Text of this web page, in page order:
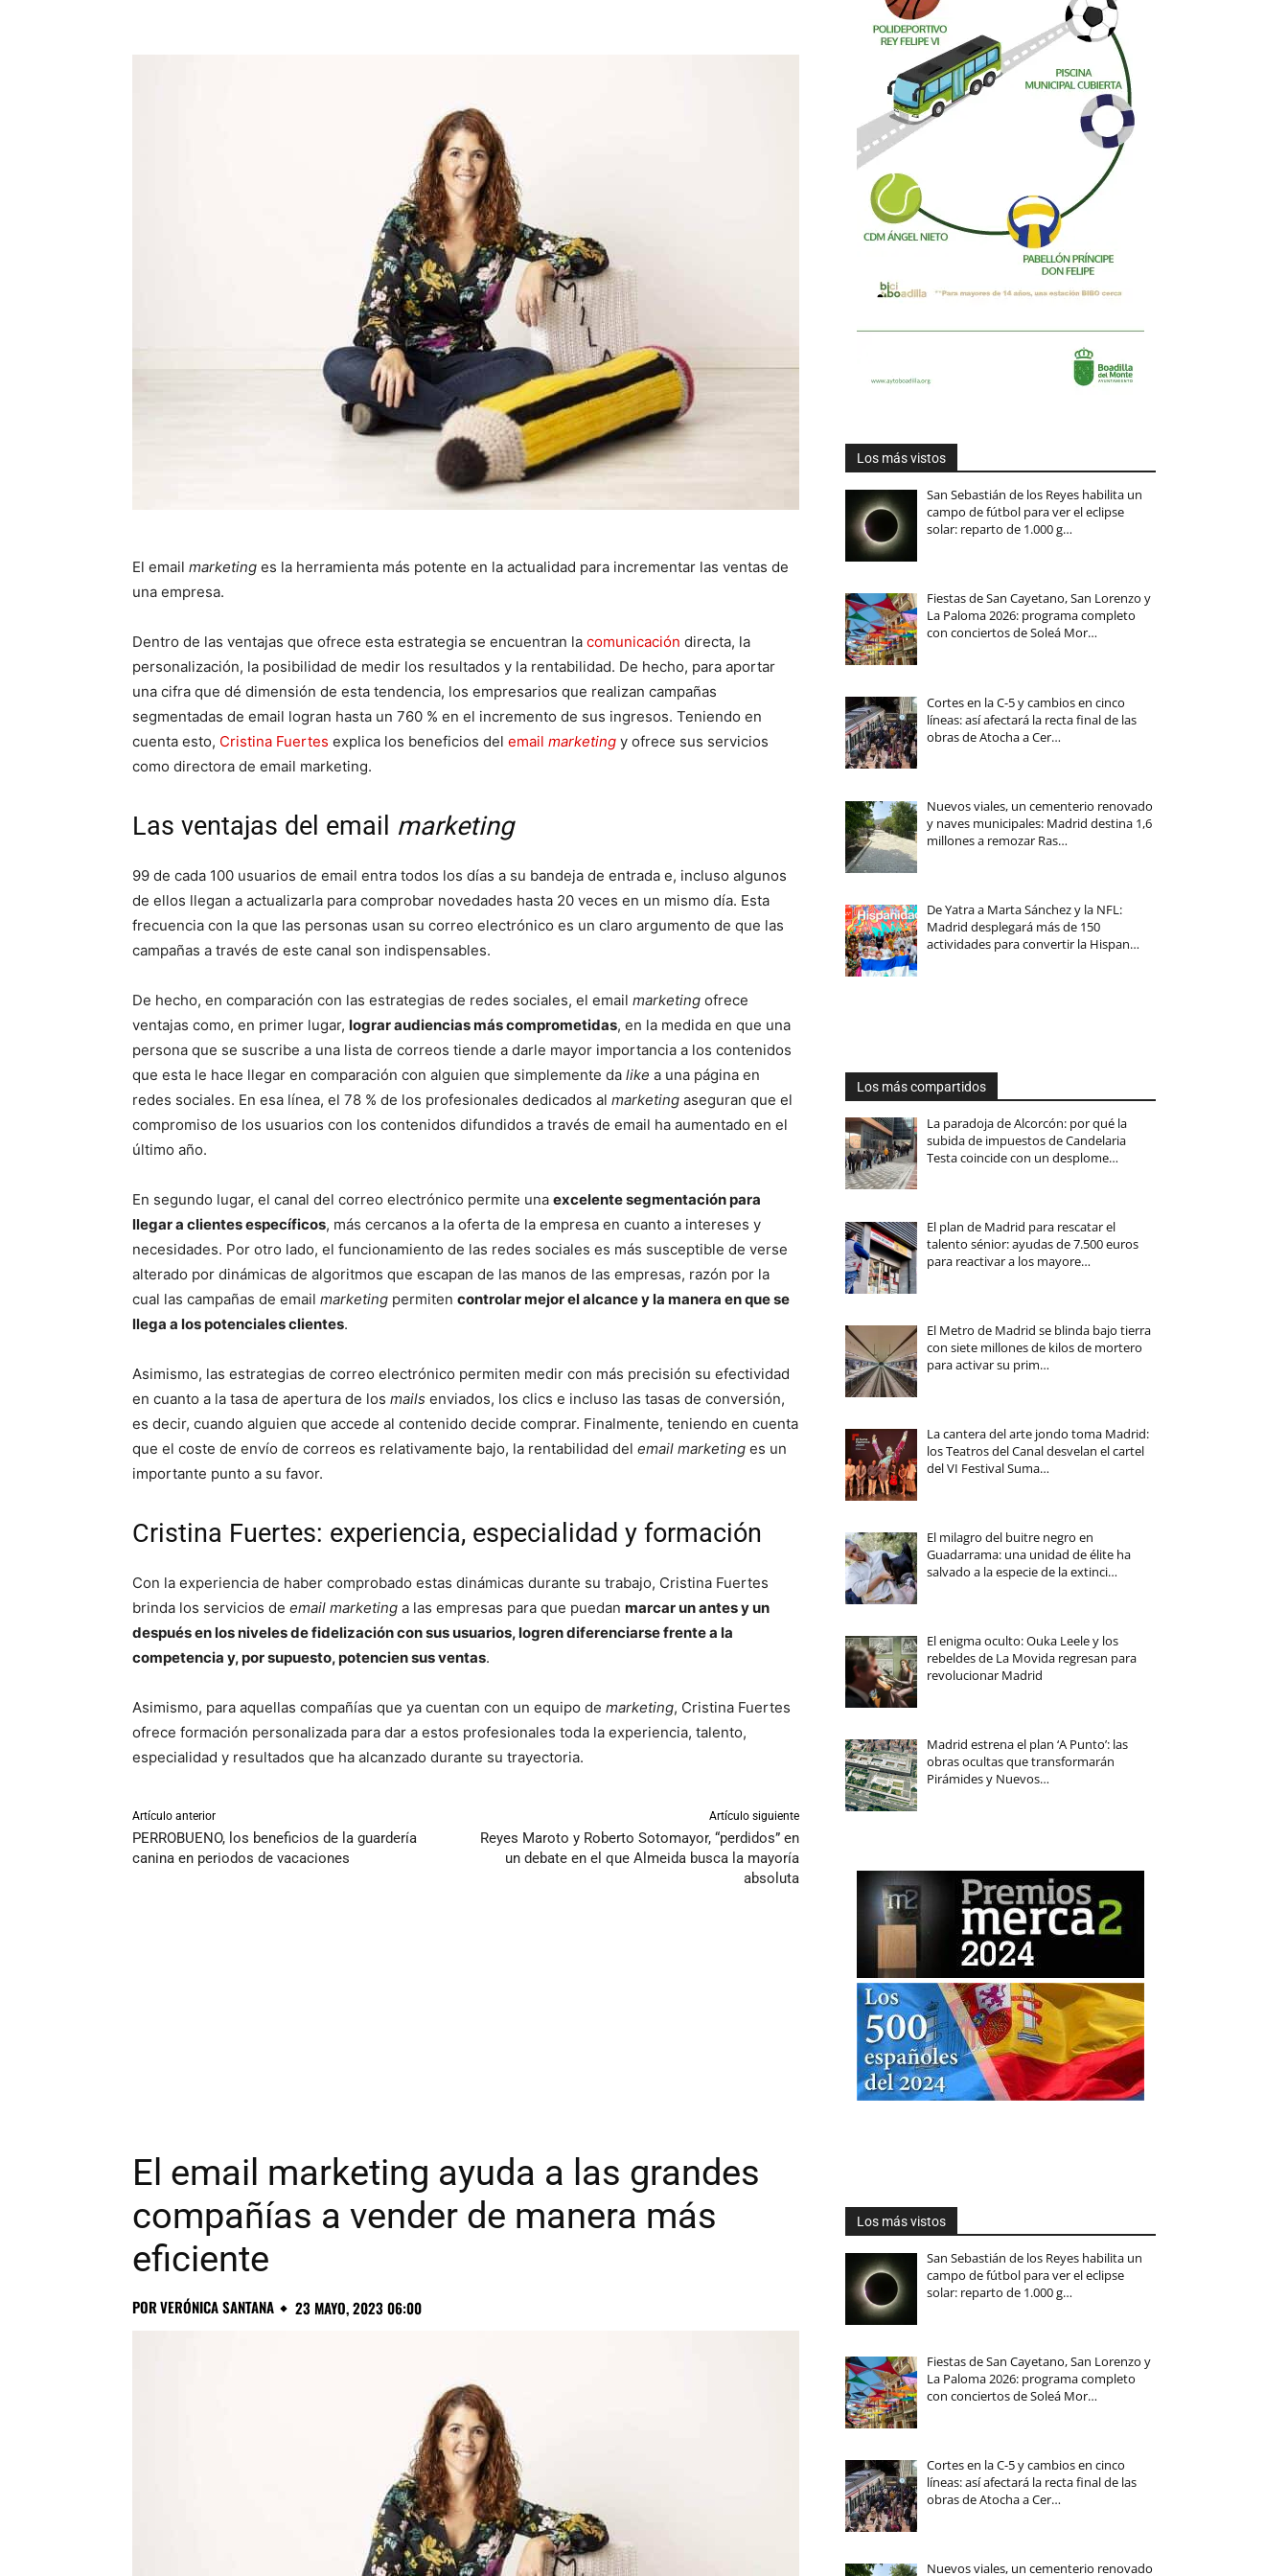
El email marketing es la herramienta más potente en la actualidad para incrementar las ventas de
una empresa.
Dentro de las ventajas que ofrece esta estrategia se encuentran la comunicación directa, la
personalización, la posibilidad de medir los resultados y la rentabilidad. De hecho, para aportar
una cifra que dé dimensión de esta tendencia, los empresarios que realizan campañas
segmentadas de email logran hasta un 760 % en el incremento de sus ingresos. Teniendo en
cuenta esto, Cristina Fuertes explica los beneficios del email marketing y ofrece sus servicios
como directora de email marketing.
Las ventajas del email marketing
99 de cada 100 usuarios de email entra todos los días a su bandeja de entrada e, incluso algunos
de ellos llegan a actualizarla para comprobar novedades hasta 20 veces en un mismo día. Esta
frecuencia con la que las personas usan su correo electrónico es un claro argumento de que las
campañas a través de este canal son indispensables.
De hecho, en comparación con las estrategias de redes sociales, el email marketing ofrece
ventajas como, en primer lugar, lograr audiencias más comprometidas, en la medida en que una
persona que se suscribe a una lista de correos tiende a darle mayor importancia a los contenidos
que esta le hace llegar en comparación con alguien que simplemente da like a una página en
redes sociales. En esa línea, el 78 % de los profesionales dedicados al marketing aseguran que el
compromiso de los usuarios con los contenidos difundidos a través de email ha aumentado en el
último año.
En segundo lugar, el canal del correo electrónico permite una excelente segmentación para
llegar a clientes específicos, más cercanos a la oferta de la empresa en cuanto a intereses y
necesidades. Por otro lado, el funcionamiento de las redes sociales es más susceptible de verse
alterado por dinámicas de algoritmos que escapan de las manos de las empresas, razón por la
cual las campañas de email marketing permiten controlar mejor el alcance y la manera en que se
llega a los potenciales clientes.
Asimismo, las estrategias de correo electrónico permiten medir con más precisión su efectividad
en cuanto a la tasa de apertura de los mails enviados, los clics e incluso las tasas de conversión,
es decir, cuando alguien que accede al contenido decide comprar. Finalmente, teniendo en cuenta
que el coste de envío de correos es relativamente bajo, la rentabilidad del email marketing es un
importante punto a su favor.
Cristina Fuertes: experiencia, especialidad y formación
Con la experiencia de haber comprobado estas dinámicas durante su trabajo, Cristina Fuertes
brinda los servicios de email marketing a las empresas para que puedan marcar un antes y un
después en los niveles de fidelización con sus usuarios, logren diferenciarse frente a la
competencia y, por supuesto, potencien sus ventas.
Asimismo, para aquellas compañías que ya cuentan con un equipo de marketing, Cristina Fuertes
ofrece formación personalizada para dar a estos profesionales toda la experiencia, talento,
especialidad y resultados que ha alcanzado durante su trayectoria.
Artículo anterior
PERROBUENO, los beneficios de la guardería
canina en periodos de vacaciones
Artículo siguiente
Reyes Maroto y Roberto Sotomayor, “perdidos” en
un debate en el que Almeida busca la mayoría
absoluta
Los más vistos
San Sebastián de los Reyes habilita un
campo de fútbol para ver el eclipse
solar: reparto de 1.000 g…
Fiestas de San Cayetano, San Lorenzo y
La Paloma 2026: programa completo
con conciertos de Soleá Mor…
Cortes en la C-5 y cambios en cinco
líneas: así afectará la recta final de las
obras de Atocha a Cer…
Nuevos viales, un cementerio renovado
y naves municipales: Madrid destina 1,6
millones a remozar Ras…
De Yatra a Marta Sánchez y la NFL:
Madrid desplegará más de 150
actividades para convertir la Hispan…
Los más compartidos
La paradoja de Alcorcón: por qué la
subida de impuestos de Candelaria
Testa coincide con un desplome…
El plan de Madrid para rescatar el
talento sénior: ayudas de 7.500 euros
para reactivar a los mayore…
El Metro de Madrid se blinda bajo tierra
con siete millones de kilos de mortero
para activar su prim…
La cantera del arte jondo toma Madrid:
los Teatros del Canal desvelan el cartel
del VI Festival Suma…
El milagro del buitre negro en
Guadarrama: una unidad de élite ha
salvado a la especie de la extinci…
El enigma oculto: Ouka Leele y los
rebeldes de La Movida regresan para
revolucionar Madrid
Madrid estrena el plan ‘A Punto’: las
obras ocultas que transformarán
Pirámides y Nuevos…
El email marketing ayuda a las grandes
compañías a vender de manera más
eficiente
PORVERÓNICA SANTANA 23 MAYO, 2023 06:00
Los más vistos
San Sebastián de los Reyes habilita un
campo de fútbol para ver el eclipse
solar: reparto de 1.000 g…
Fiestas de San Cayetano, San Lorenzo y
La Paloma 2026: programa completo
con conciertos de Soleá Mor…
Cortes en la C-5 y cambios en cinco
líneas: así afectará la recta final de las
obras de Atocha a Cer…
Nuevos viales, un cementerio renovado